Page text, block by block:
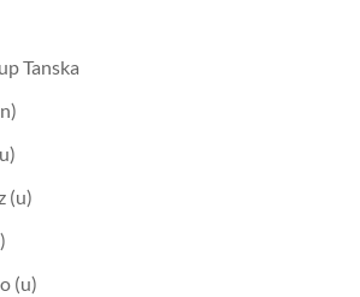
Tanska
(u)
(u)